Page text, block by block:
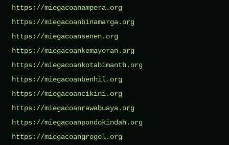
https://miegacoanampera.org
https://miegacoanbinamarga.org
https://miegacoansenen.org
https://miegacoankemayoran.org
https://miegacoankotabimantb.org
https://miegacoanbenhil.org
https://miegacoancikini.org
https://miegacoanrawabuaya.org
https://miegacoanpondokindah.org
https://miegacoangrogol.org